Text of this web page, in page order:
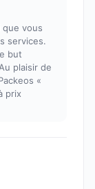
que vous
services.
but
plaisir de
«
prix